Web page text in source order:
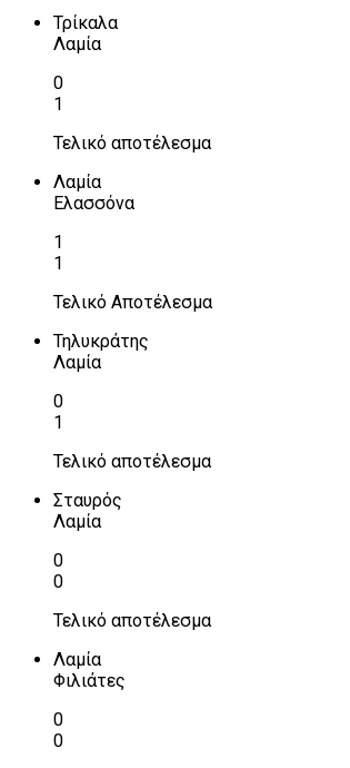
Τρίκαλα
Λαμία
0
1
Τελικό αποτέλεσμα
Λαμία
Ελασσόνα
1
1
Τελικό Αποτέλεσμα
Τηλυκράτης
Λαμία
0
1
Τελικό αποτέλεσμα
Σταυρός
Λαμία
0
0
Τελικό αποτέλεσμα
Λαμία
Φιλιάτες
0
0